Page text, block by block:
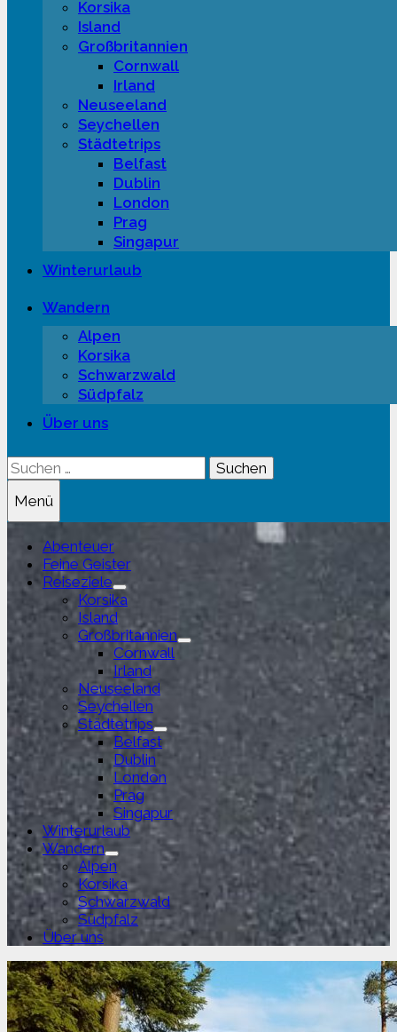
Korsika
Island
Großbritannien
Cornwall
Irland
Neuseeland
Seychellen
Städtetrips
Belfast
Dublin
London
Prag
Singapur
Winterurlaub
Wandern
Alpen
Korsika
Schwarzwald
Südpfalz
Über uns
Suchen
nach:
Menü
Abenteuer
Feine Geister
Reiseziele
Untermenü
anzeigen
Korsika
Island
Großbritannien
Untermenü
Cornwall
Irland
Neuseeland
Seychellen
Städtetrips
Untermenü
anzeigen
Belfast
Dublin
London
Prag
Singapur
Winterurlaub
Wandern
Untermenü
anzeigen
Alpen
Korsika
Schwarzwald
Südpfalz
Über uns